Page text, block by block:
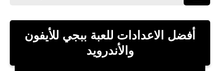
طيور وحيوانات
تطبيقات
أفضل الاعدادات للعبة ببجي للأيفون
والأندرويد